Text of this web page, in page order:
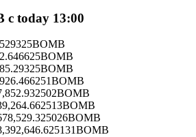
с today 13:00
BOMB
BOMB
BOMB
BOMB
BOMB
BOMB
BOMB
BOMB